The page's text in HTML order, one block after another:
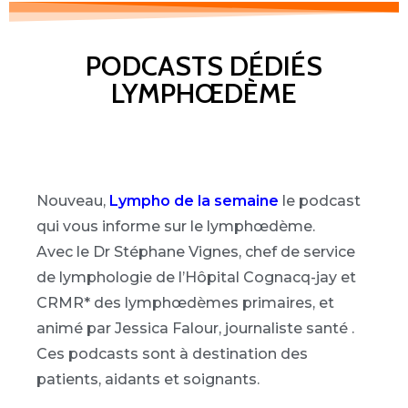
PODCASTS DÉDIÉS
LYMPHŒDÈME
Nouveau, Lympho de la semaine le podcast
qui vous informe sur le lymphœdème.
Avec le Dr Stéphane Vignes, chef de service
de lymphologie de l’Hôpital Cognacq-jay et
CRMR* des lymphœdèmes primaires, et
animé par Jessica Falour, journaliste santé .
Ces podcasts sont à destination des
patients, aidants et soignants.